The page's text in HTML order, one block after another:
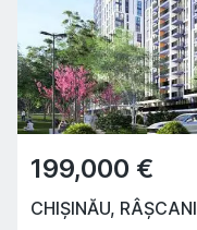
199,000 €
CHIȘINĂU, RÂȘCANI